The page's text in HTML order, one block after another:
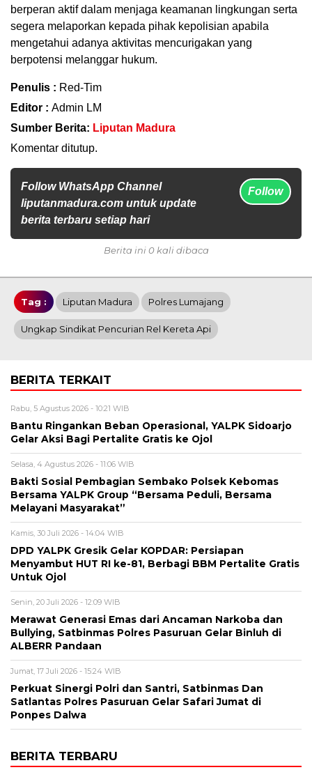
berperan aktif dalam menjaga keamanan lingkungan serta
segera melaporkan kepada pihak kepolisian apabila
mengetahui adanya aktivitas mencurigakan yang
berpotensi melanggar hukum.
Penulis : Red-Tim
Editor : Admin LM
Sumber Berita: Liputan Madura
Komentar ditutup.
Follow WhatsApp Channel
liputanmadura.com untuk update
berita terbaru setiap hari
Follow
Berita ini 0 kali dibaca
Tag : Liputan Madura Polres Lumajang
Ungkap Sindikat Pencurian Rel Kereta Api
BERITA TERKAIT
Rabu, 5 Agustus 2026 - 10:21 WIB
Bantu Ringankan Beban Operasional, YALPK Sidoarjo
Gelar Aksi Bagi Pertalite Gratis ke Ojol
Selasa, 4 Agustus 2026 - 11:06 WIB
Bakti Sosial Pembagian Sembako Polsek Kebomas
Bersama YALPK Group “Bersama Peduli, Bersama
Melayani Masyarakat”
Kamis, 30 Juli 2026 - 14:04 WIB
DPD YALPK Gresik Gelar KOPDAR: Persiapan
Menyambut HUT RI ke-81, Berbagi BBM Pertalite Gratis
Untuk Ojol
Senin, 20 Juli 2026 - 12:09 WIB
Merawat Generasi Emas dari Ancaman Narkoba dan
Bullying, Satbinmas Polres Pasuruan Gelar Binluh di
ALBERR Pandaan
Jumat, 17 Juli 2026 - 15:24 WIB
Perkuat Sinergi Polri dan Santri, Satbinmas Dan
Satlantas Polres Pasuruan Gelar Safari Jumat di
Ponpes Dalwa
BERITA TERBARU